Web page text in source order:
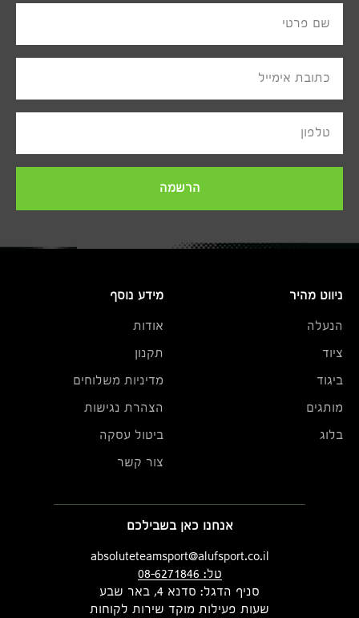
שם פרטי
כתובת אימייל
טלפון
הרשמה
ניווט מהיר
הנעלה
ציוד
ביגוד
מותגים
בלוג
מידע נוסף
אודות
תקנון
מדיניות משלוחים
הצהרת נגישות
ביטול עסקה
צור קשר
אנחנו כאן בשבילכם
absoluteteamsport@alufsport.co.il
טל: 08-6271846
סניף הדגל: סדנא 4, באר שבע
שעות פעילות מוקד שירות לקוחות